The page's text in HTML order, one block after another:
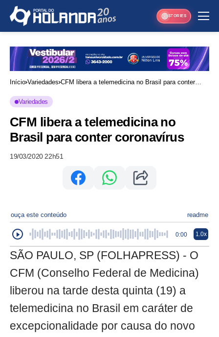
STORIES
Início Variedades CFM libera a telemedicina no Brasil para conter
Variedades
CFM libera a telemedicina no
Brasil para conter coronavírus
19/03/2020 22h51
ouça este conteúdo readme
0:00 1.0x
SÃO PAULO, SP (FOLHAPRESS) - O
CFM (Conselho Federal de Medicina)
liberou na tarde desta quinta (19) a
telemedicina no Brasil em caráter de
excepcionalidade por causa do novo